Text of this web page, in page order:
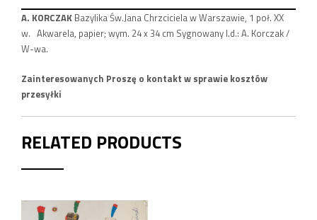
A. KORCZAK Bazylika Św.Jana Chrzciciela w Warszawie, 1 poł. XX
w. Akwarela, papier; wym. 24 x 34 cm Sygnowany l.d.: A. Korczak /
W-wa.
Zainteresowanych Proszę o kontakt w sprawie kosztów
przesyłki
RELATED PRODUCTS